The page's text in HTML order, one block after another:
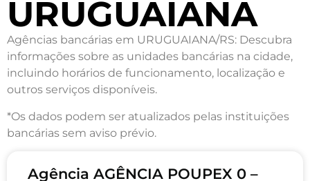
URUGUAIANA
Agências bancárias em URUGUAIANA/RS: Descubra
informações sobre as unidades bancárias na cidade,
incluindo horários de funcionamento, localização e
outros serviços disponíveis.
*Os dados podem ser atualizados pelas instituições
bancárias sem aviso prévio.
Agência AGÊNCIA POUPEX 0 –